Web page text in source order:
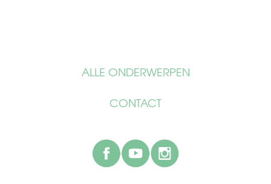
ALLE ONDERWERPEN
CONTACT
facebook